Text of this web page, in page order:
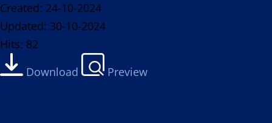
Created: 24-10-2024
Updated: 30-10-2024
Hits: 82
Download
Preview